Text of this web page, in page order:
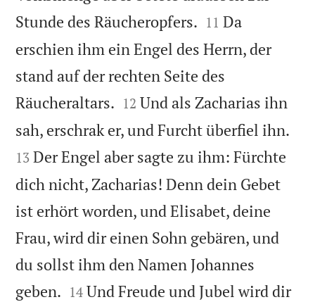
Stunde des Räucheropfers. 

11 Da
erschien ihm ein Engel des Herrn, der
stand auf der rechten Seite des
Räucheraltars. 

12 Und als Zacharias ihn
sah, erschrak er, und Furcht überfiel ihn.
13 Der Engel aber sagte zu ihm: Fürchte
dich nicht, Zacharias! Denn dein Gebet
ist erhört worden, und Elisabet, deine
Frau, wird dir einen Sohn gebären, und
du sollst ihm den Namen Johannes
geben. 

14 Und Freude und Jubel wird dir